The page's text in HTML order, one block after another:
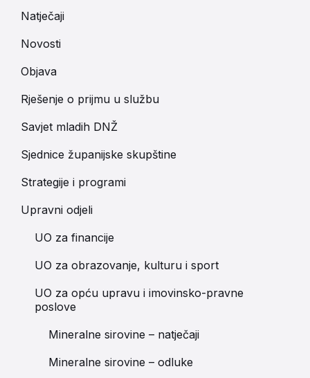
Natječaji
Novosti
Objava
Rješenje o prijmu u službu
Savjet mladih DNŽ
Sjednice županijske skupštine
Strategije i programi
Upravni odjeli
UO za financije
UO za obrazovanje, kulturu i sport
UO za opću upravu i imovinsko-pravne
poslove
Mineralne sirovine – natječaji
Mineralne sirovine – odluke